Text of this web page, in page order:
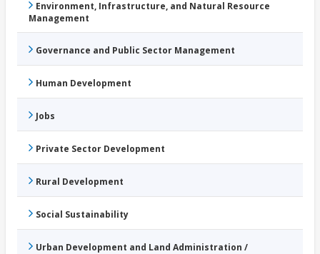
Environment, Infrastructure, and Natural Resource
Management
Governance and Public Sector Management
Human Development
Jobs
Private Sector Development
Rural Development
Social Sustainability
Urban Development and Land Administration /